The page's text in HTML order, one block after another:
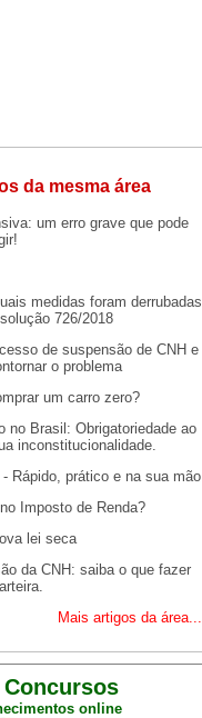
da mesma área
um erro grave que pode
medidas foram derrubadas
726/2018
de suspensão de CNH e
o problema
um carro zero?
no Brasil: Obrigatoriedade ao
inconstitucionalidade.
- Rápido, prático e na sua mão
Imposto de Renda?
lei seca
da CNH: saiba o que fazer
Mais artigos da área...
online